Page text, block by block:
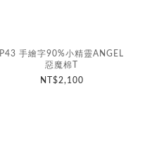
P43 手繪字90%小精靈ANGEL
惡魔棉T
NT$2,100